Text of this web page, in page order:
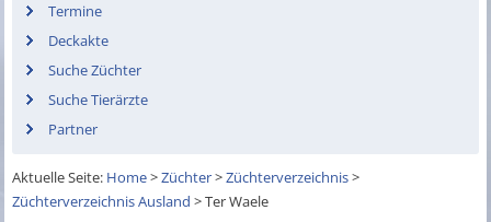
Termine
Deckakte
Suche Züchter
Suche Tierärzte
Partner
Aktuelle Seite: Home>Züchter>Züchterverzeichnis>
Züchterverzeichnis Ausland >Ter Waele